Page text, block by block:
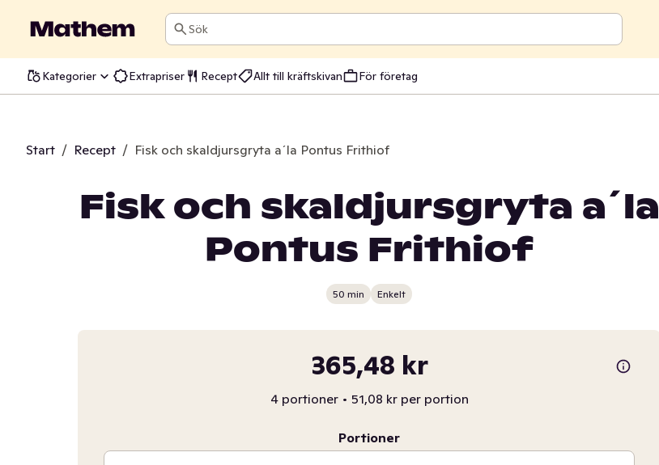
Sök
Kategorier Extrapriser Recept Allt till kräftskivan För företag
Start / Recept / Fisk och skaldjursgryta a´la Pontus Frithiof
Fisk och skaldjursgryta a´la
Pontus Frithiof
50 min Enkelt
365,48 kr
4 portioner • 51,08 kr per portion
Portioner